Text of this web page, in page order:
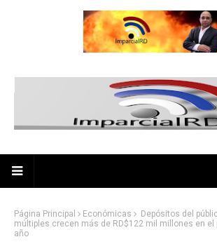
Página Principal Económicas
Depósitos del
múltiples crecen más de RD$122 mil millones en el
año